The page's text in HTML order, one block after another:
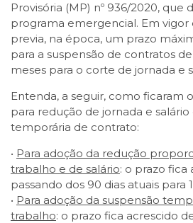
Provisória (MP) nº 936/2020, que
programa emergencial. Em vigor
previa, na época, um prazo
para a suspensão de contratos
meses para o corte de jornada e
Entenda, a seguir, como ficaram
para redução de jornada e salário
temporária de contrato:
• Para adoção da redução
trabalho e de salário: o prazo fica
passando dos 90 dias atuais para
• Para adoção da suspensão
trabalho: o prazo fica acrescido